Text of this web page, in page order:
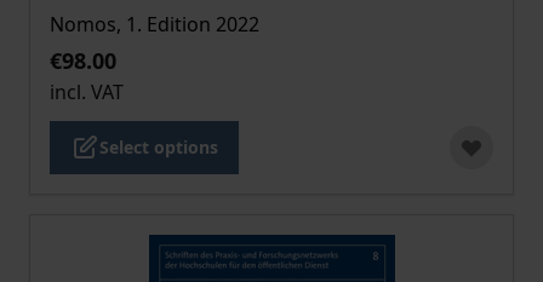
Nomos, 1. Edition 2022
€98.00
incl. VAT
Select options